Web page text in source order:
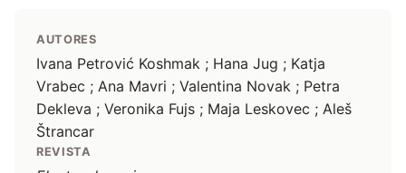
AUTORES
Ivana Petrović Koshmak ; Hana Jug ; Katja
Vrabec ; Ana Mavri ; Valentina Novak ; Petra
Dekleva ; Veronika Fujs ; Maja Leskovec ; Aleš
Štrancar
REVISTA